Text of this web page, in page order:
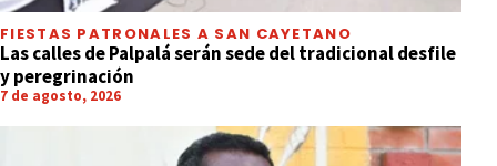
FIESTAS PATRONALES A SAN CAYETANO
Las calles de Palpalá serán sede del tradicional desfile
y peregrinación
7 de agosto, 2026